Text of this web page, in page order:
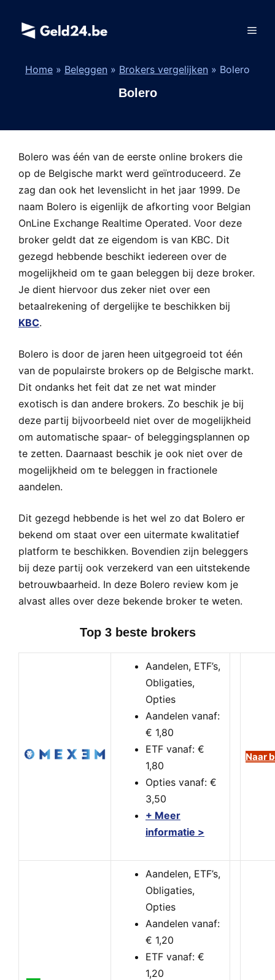
Home » Beleggen » Brokers vergelijken » Bolero
Bolero
Bolero was één van de eerste online brokers die
op de Belgische markt werd geïntroduceerd. Ze
zag dan ook het levenslicht in het jaar 1999. De
naam Bolero is eigenlijk de afkorting voor Belgian
OnLine Exchange Realtime Operated. Voor deze
broker geldt dat ze eigendom is van KBC. Dit
gezegd hebbende beschikt iedereen over de
mogelijkheid om te gaan beleggen bij deze broker.
Je dient hiervoor dus zeker niet over een
betaalrekening of dergelijke te beschikken bij
KBC.
Bolero is door de jaren heen uitgegroeid tot één
van de populairste brokers op de Belgische markt.
Dit ondanks het feit dat ze net wat minder
exotisch is dan andere brokers. Zo beschik je bij
deze partij bijvoorbeeld niet over de mogelijkheid
om automatische spaar- of beleggingsplannen op
te zetten. Daarnaast beschik je ook niet over de
mogelijkheid om te beleggen in fractionele
aandelen.
Dit gezegd hebbende is het wel zo dat Bolero er
bekend om staat over een uitermate kwalitatief
platform te beschikken. Bovendien zijn beleggers
bij deze partij ook verzekerd van een uitstekende
betrouwbaarheid. In deze Bolero review kom je
alvast alles over deze bekende broker te weten.
Top 3 beste brokers
Aandelen, ETF’s,
Obligaties,
Opties
Aandelen vanaf:
€ 1,80
ETF vanaf: €
1,80
Opties vanaf: €
3,50
+ Meer
informatie >
Naar
Aandelen, ETF’s,
Obligaties,
Opties
Aandelen vanaf:
€ 1,20
ETF vanaf: €
1,20